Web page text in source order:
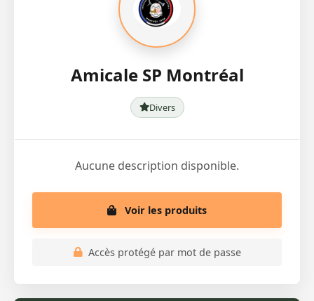
Amicale SP Montréal
Divers
Aucune description disponible.
Voir les produits
Accès protégé par mot de passe